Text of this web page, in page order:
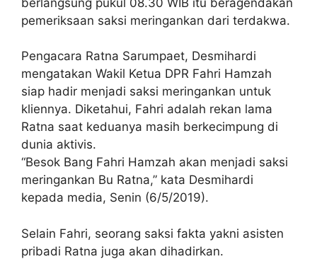
pemeriksaan saksi meringankan dari terdakwa.
Pengacara Ratna Sarumpaet, Desmihardi
mengatakan Wakil Ketua DPR Fahri Hamzah
siap hadir menjadi saksi meringankan untuk
kliennya. Diketahui, Fahri adalah rekan lama
Ratna saat keduanya masih berkecimpung di
dunia aktivis.
“Besok Bang Fahri Hamzah akan menjadi saksi
meringankan Bu Ratna,” kata Desmihardi
kepada media, Senin (6/5/2019).
Selain Fahri, seorang saksi fakta yakni asisten
pribadi Ratna juga akan dihadirkan.